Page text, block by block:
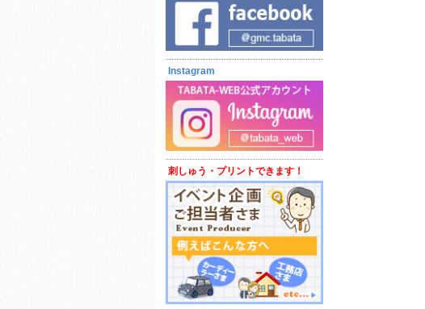
Instagram
刺しゅう・プリントできます！